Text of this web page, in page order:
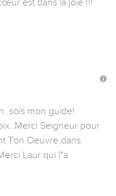
est dans la joie !!!
mon guide!
Seigneur pour
Ton Oeuvre dans
Laur qui l"a